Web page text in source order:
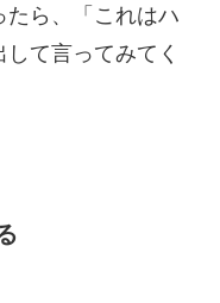
たら、「これはハ
て言ってみてく